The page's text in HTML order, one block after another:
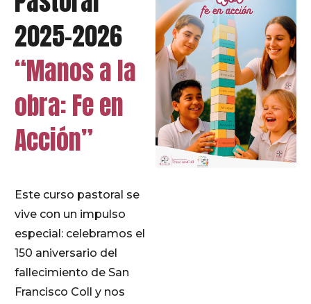
2025-2026
“Manos a la
obra: Fe en
Acción”
Este curso pastoral se
vive con un impulso
especial: celebramos el
150 aniversario del
fallecimiento de San
Francisco Coll y nos